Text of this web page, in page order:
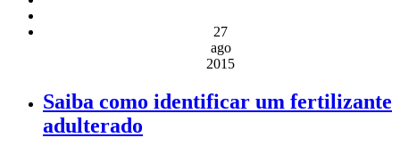
27
ago
2015
Saiba como identificar um fertilizante
adulterado